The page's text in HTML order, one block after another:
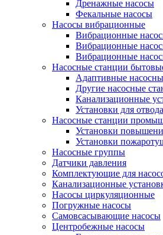
Дренажные насосы
Фекальные насосы
Насосы вибрационные
Вибрационные
Вибрационные
Вибрационные
Насосные станции
Адаптивные
Другие насосные
Канализационные
Установки для
Насосные станции
Установки
Установки
Насосные группы
Датчики давления
Комплектующие для
Канализационные
Насосы циркуляционные
Погружные насосы
Самовсасывающие насосы
Центробежные насосы